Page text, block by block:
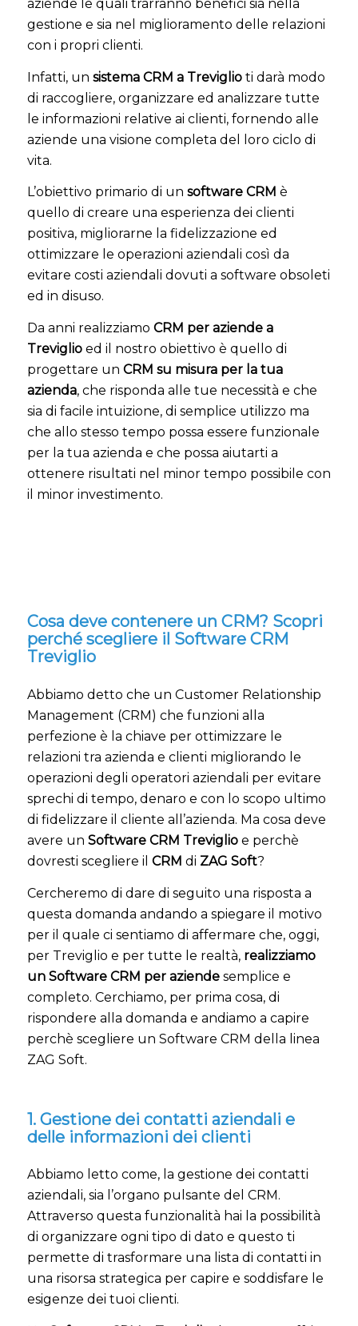
aziende le quali trarranno benefici sia nella
gestione e sia nel miglioramento delle relazioni
con i propri clienti.
Infatti, un sistema CRM a Treviglio ti darà modo
di raccogliere, organizzare ed analizzare tutte
le informazioni relative ai clienti, fornendo alle
aziende una visione completa del loro ciclo di
vita.
L’obiettivo primario di un software CRM è
quello di creare una esperienza dei clienti
positiva, migliorarne la fidelizzazione ed
ottimizzare le operazioni aziendali così da
evitare costi aziendali dovuti a software obsoleti
ed in disuso.
Da anni realizziamo CRM per aziende a
Treviglio ed il nostro obiettivo è quello di
progettare un CRM su misura per la tua
azienda, che risponda alle tue necessità e che
sia di facile intuizione, di semplice utilizzo ma
che allo stesso tempo possa essere funzionale
per la tua azienda e che possa aiutarti a
ottenere risultati nel minor tempo possibile con
il minor investimento.
Cosa deve contenere un CRM? Scopri
perché scegliere il Software CRM
Treviglio
Abbiamo detto che un Customer Relationship
Management (CRM) che funzioni alla
perfezione è la chiave per ottimizzare le
relazioni tra azienda e clienti migliorando le
operazioni degli operatori aziendali per evitare
sprechi di tempo, denaro e con lo scopo ultimo
di fidelizzare il cliente all’azienda. Ma cosa deve
avere un Software CRM Treviglioe perchè
dovresti scegliere il CRM di ZAG Soft?
Cercheremo di dare di seguito una risposta a
questa domanda andando a spiegare il motivo
per il quale ci sentiamo di affermare che, oggi,
per Treviglio e per tutte le realtà, realizziamo
un Software CRM per aziendesemplice e
completo. Cerchiamo, per prima cosa, di
rispondere alla domanda e andiamo a capire
perchè scegliere un Software CRM della linea
ZAG Soft.
1. Gestione dei contatti aziendali e
delle informazioni dei clienti
Abbiamo letto come, la gestione dei contatti
aziendali, sia l’organo pulsante del CRM.
Attraverso questa funzionalità hai la possibilità
di organizzare ogni tipo di dato e questo ti
permette di trasformare una lista di contatti in
una risorsa strategica per capire e soddisfare le
esigenze dei tuoi clienti.